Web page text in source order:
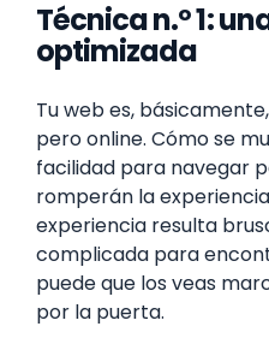
Técnica n.º 1:
optimizada
Tu web es,
pero online. Cómo se
facilidad para navegar
romperán la
experiencia resulta
complicada para
puede que los veas
por la puerta.